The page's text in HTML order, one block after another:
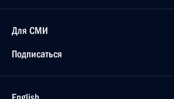
Для СМИ
Подписаться